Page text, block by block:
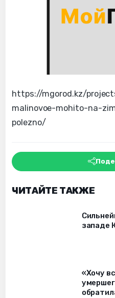
https://mgorod.kz/
malinovoe-mohito-na-
polezno/
ЧИТАЙТЕ ТАКЖЕ
западе
«Хочу